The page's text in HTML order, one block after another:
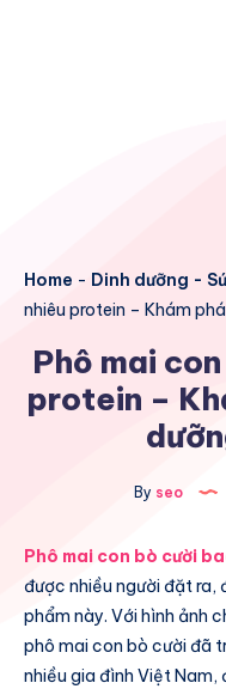
Home - Dinh dưỡng -
nhiêu protein – Khám
Phô mai
protein –
By seo
Phô mai con bò cười
được nhiều người đặt ra,
phẩm này. Với hình ảnh
phô mai con bò cười đã
nhiều gia đình Việt Nam,